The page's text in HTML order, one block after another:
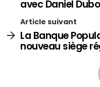
avec Daniel
Article suivant
La Banque
nouveau siège